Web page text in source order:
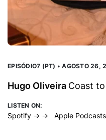
EPISÓDIO7 (PT) • AGOSTO 26,
Hugo Oliveira Coast
LISTEN ON:
Spotify → → Apple